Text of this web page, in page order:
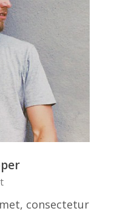
consectetur